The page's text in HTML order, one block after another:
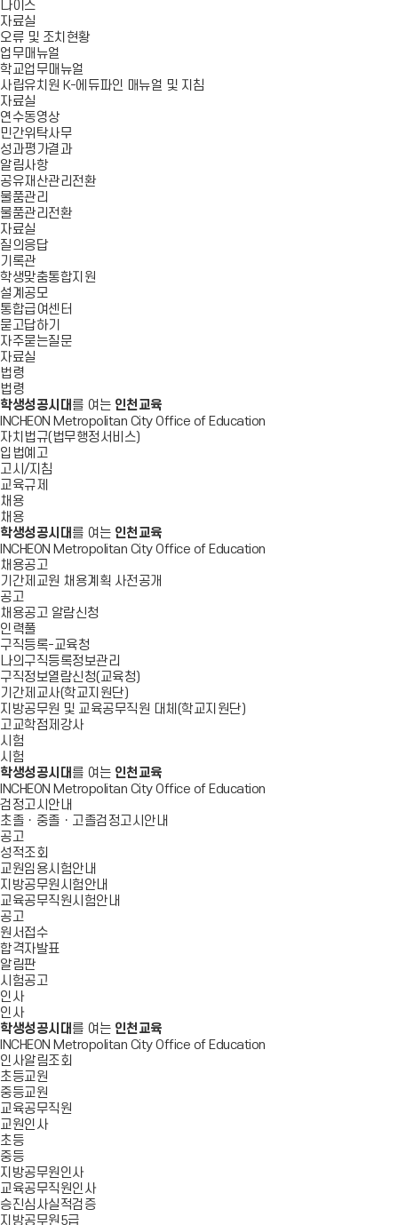
나이스
자료실
오류 및 조치현황
업무매뉴얼
학교업무매뉴얼
사립유치원 K-에듀파인 매뉴얼 및 지침
자료실
연수동영상
민간위탁사무
성과평가결과
알림사항
공유재산관리전환
물품관리
물품관리전환
자료실
질의응답
기록관
학생맞춤통합지원
설계공모
통합급여센터
묻고답하기
자주묻는질문
자료실
법령
법령
학생성공시대 를 여는 인천교육
INCHEON Metropolitan City Office of Education
자치법규(법무행정서비스)
입법예고
고시/지침
교육규제
채용
채용
학생성공시대 를 여는 인천교육
INCHEON Metropolitan City Office of Education
채용공고
기간제교원 채용계획 사전공개
공고
채용공고 알람신청
인력풀
구직등록-교육청
나의구직등록정보관리
구직정보열람신청(교육청)
기간제교사(학교지원단)
지방공무원 및 교육공무직원 대체(학교지원단)
고교학점제강사
시험
시험
학생성공시대 를 여는 인천교육
INCHEON Metropolitan City Office of Education
검정고시안내
초졸ㆍ중졸ㆍ고졸검정고시안내
공고
성적조회
교원임용시험안내
지방공무원시험안내
교육공무직원시험안내
공고
원서접수
합격자발표
알림판
시험공고
인사
인사
학생성공시대 를 여는 인천교육
INCHEON Metropolitan City Office of Education
인사알림조회
초등교원
중등교원
교육공무직원
교원인사
초등
중등
지방공무원인사
교육공무직원인사
승진심사실적검증
지방공무원5급